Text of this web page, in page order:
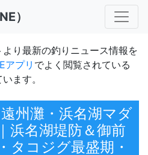
）
り最新の釣りニュース情報を
アプリ でよく閲覧されている
ます。
州灘・浜名湖マダ
浜名湖堤防＆御前
タコジグ最盛期・